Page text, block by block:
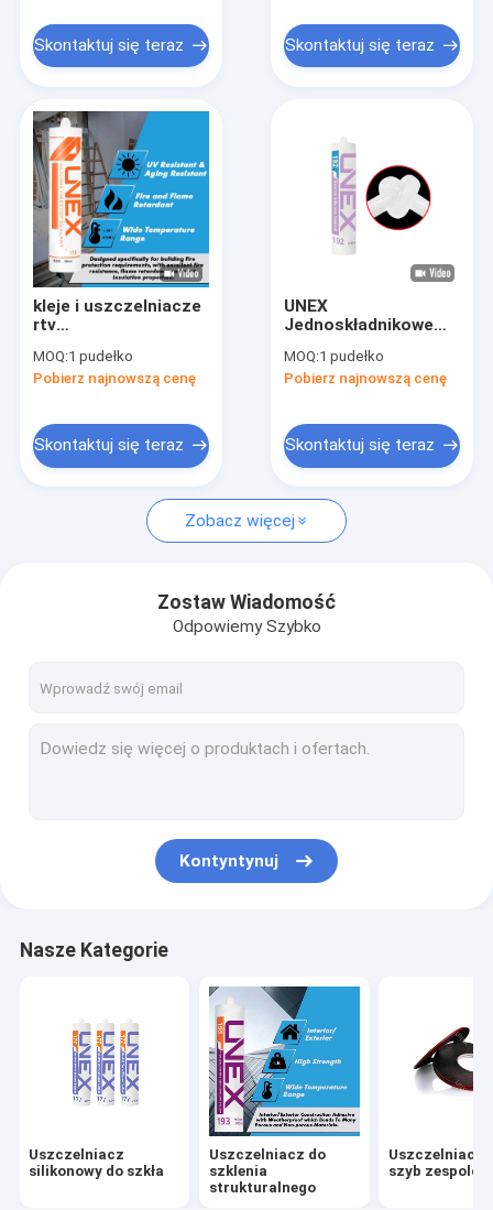
Produkty
O nas
Wycieczka po fabryce
Kontrola jakości
Aktualności
Poprosić o wycenę
Uszczelniacz silikonowy do szkła
Uszczelniacz do szyb zespolonych
Aluminiowa przekładka okienna
inteligentny film
Sprzęt szklany
Farba do emalii szklanych
Przyssawka Podnośnik
Stojaki do przechowywania szkła
Skontaktuj się teraz
ściennych z kamienia
Skontaktuj się teraz
kleje i uszczelniacze
rtv
ognioodporny chiński
klej silikonowy
silikonowy
uszczelniacz
MOQ:1 pudełko
Pobierz najnowszą cenę
Skontaktuj się teraz
UNEX
Jednoskładnikowe
uszczelniacze
okienne Odporność
MOQ:1 pudełko
Pobierz najnowszą cenę
Skontaktuj się teraz
Zobacz więcej
Zostaw Wiadomość
Odpowiemy Szybko
Kontyntynuj
Nasze Kategorie
Uszczelniacz
silikonowy do szkła
Uszczelniacz do
szklenia
strukturalnego
Uszczelniacz
szyb